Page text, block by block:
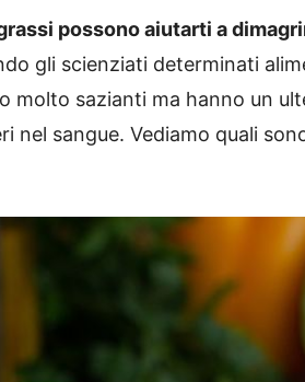
possono aiutarti a
gli scienziati determinati
molto sazianti ma hanno un
nel sangue. Vediamo quali